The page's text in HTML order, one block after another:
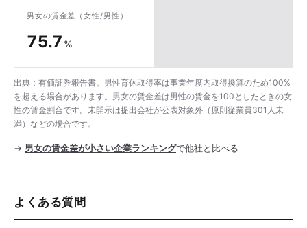
男女の賃金差 （女性/男性）
75.7 %
出典：有価証券報告書。男性育休取得率は事業年度内取得換算のため100%
を超える場合があります。男女の賃金差は男性の賃金を100としたときの女
性の賃金割合です。未開示は提出会社が公表対象外（原則従業員301人未
満）などの場合です。
→ 男女の賃金差が小さい企業ランキングで他社と比べる
よくある質問